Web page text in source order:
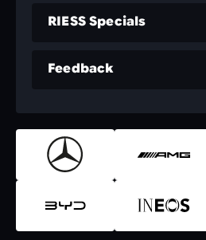
RIESS Specials
Feedback